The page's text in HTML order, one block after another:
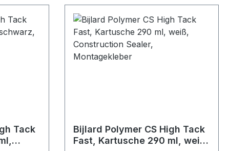
Tack
Bijlard Polymer CS High Tack
Fast, Kartusche 290 ml, weiß,